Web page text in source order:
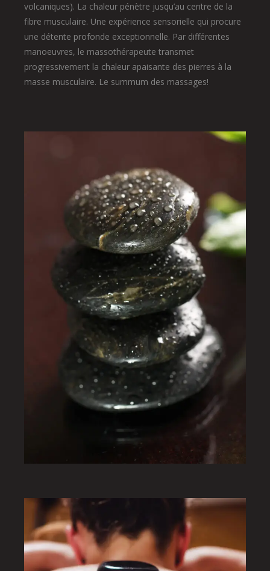
volcaniques). La chaleur pénètre jusqu’au centre de la
fibre musculaire. Une expérience sensorielle qui procure
une détente profonde exceptionnelle. Par différentes
manoeuvres, le massothérapeute transmet
progressivement la chaleur apaisante des pierres à la
masse musculaire. Le summum des massages!